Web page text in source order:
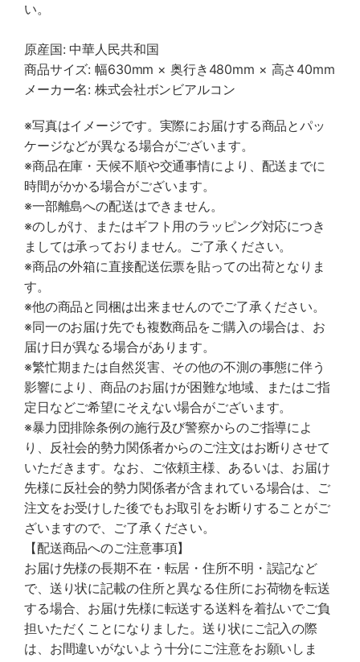
い。
原産国: 中華人民共和国
商品サイズ: 幅630mm × 奥行き480mm × 高さ40mm
メーカー名: 株式会社ボンビアルコン
※写真はイメージです。実際にお届けする商品とパッ
ケージなどが異なる場合がございます。
※商品在庫・天候不順や交通事情により、配送までに
時間がかかる場合がございます。
※一部離島への配送はできません。
※のしがけ、またはギフト用のラッピング対応につき
ましては承っておりません。ご了承ください。
※商品の外箱に直接配送伝票を貼っての出荷となりま
す。
※他の商品と同梱は出来ませんのでご了承ください。
※同一のお届け先でも複数商品をご購入の場合は、お
届け日が異なる場合があります。
※繁忙期または自然災害、その他の不測の事態に伴う
影響により、商品のお届けが困難な地域、またはご指
定日などご希望にそえない場合がございます。
※暴力団排除条例の施行及び警察からのご指導によ
り、反社会的勢力関係者からのご注文はお断りさせて
いただきます。なお、ご依頼主様、あるいは、お届け
先様に反社会的勢力関係者が含まれている場合は、ご
注文をお受けした後でもお取引をお断りすることがご
ざいますので、ご了承ください。
【配送商品へのご注意事項】
お届け先様の長期不在・転居・住所不明・誤記など
で、送り状に記載の住所と異なる住所にお荷物を転送
する場合、お届け先様に転送する送料を着払いでご負
担いただくことになりました。送り状にご記入の際
は、お間違いがないよう十分にご注意をお願いしま